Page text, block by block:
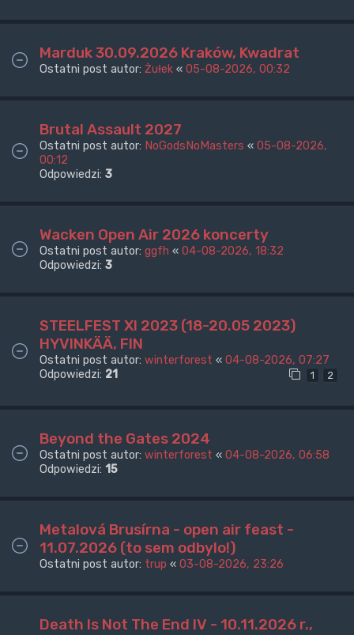
Marduk 30.09.2026 Kraków, Kwadrat
Ostatni post autor: Żułek « 05-08-2026, 00:32
Brutal Assault 2027
Ostatni post autor: NoGodsNoMasters « 05-08-2026,
00:12
Odpowiedzi: 3
Wacken Open Air 2026 koncerty
Ostatni post autor: ggfh « 04-08-2026, 18:32
Odpowiedzi: 3
STEELFEST XI 2023 (18-20.05 2023)
HYVINKÄÄ, FIN
Ostatni post autor: winterforest « 04-08-2026, 07:27
Odpowiedzi: 21 1 2
Beyond the Gates 2024
Ostatni post autor: winterforest « 04-08-2026, 06:58
Odpowiedzi: 15
Metalová Brusírna - open air feast -
11.07.2026 (to sem odbylo!)
Ostatni post autor: trup « 03-08-2026, 23:26
Death Is Not The End IV - 10.11.2026 r.,